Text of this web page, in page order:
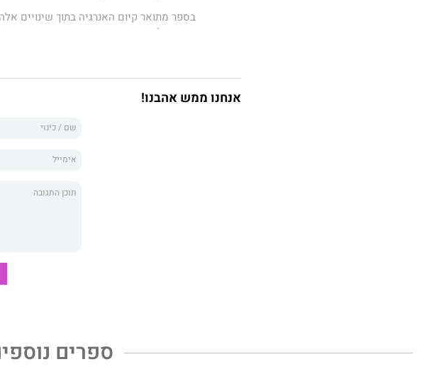
בספר מתואר קיום האנרגיה בתוך שינויים
ייחודיים!
לאורך כל ההיסטוריה היינו עדים
סקרנות זאת חלחלה גם בי, והנה, אני נמצא פה
בפילוסופיה ובפיזיקה באופן עצמאי. הוא
אנחנו ממש אהבנו!
ספרים